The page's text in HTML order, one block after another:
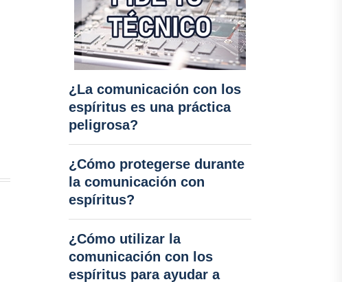
¿La comunicación con los
espíritus es una práctica
peligrosa?
¿Cómo protegerse durante
la comunicación con
espíritus?
¿Cómo utilizar la
comunicación con los
espíritus para ayudar a